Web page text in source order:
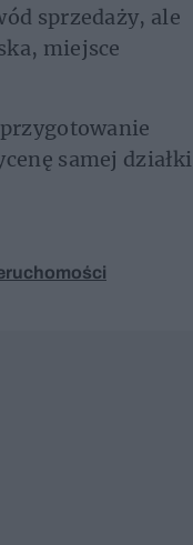
sprzedaży, ale
miejsce
samej działki